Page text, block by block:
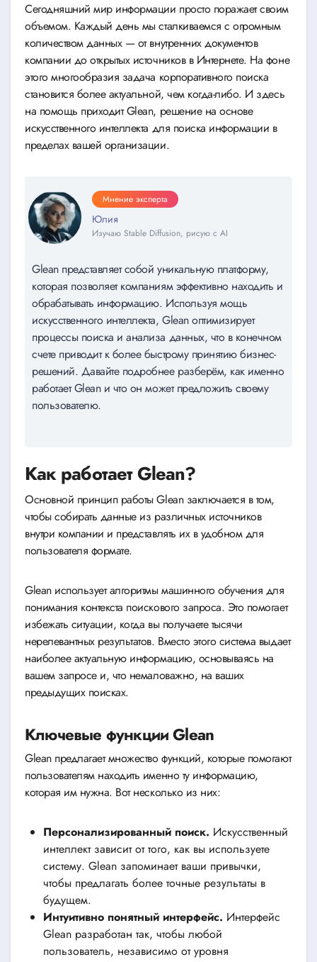
Сегодняшний мир информации просто поражает своим
объемом. Каждый день мы сталкиваемся с огромным
количеством данных — от внутренних документов
компании до открытых источников в Интернете. На фоне
этого многообразия задача корпоративного поиска
становится более актуальной, чем когда-либо. И здесь
на помощь приходит Glean, решение на основе
искусственного интеллекта для поиска информации в
пределах вашей организации.
Мнение эксперта
Юлия
Изучаю Stable Diffusion, рисую с AI
Glean представляет собой уникальную платформу,
которая позволяет компаниям эффективно находить и
обрабатывать информацию. Используя мощь
искусственного интеллекта, Glean оптимизирует
процессы поиска и анализа данных, что в конечном
счете приводит к более быстрому принятию бизнес-
решений. Давайте подробнее разберём, как именно
работает Glean и что он может предложить своему
пользователю.
Как работает Glean?
Основной принцип работы Glean заключается в том,
чтобы собирать данные из различных источников
внутри компании и представлять их в удобном для
пользователя формате.
Glean использует алгоритмы машинного обучения для
понимания контекста поискового запроса. Это помогает
избежать ситуации, когда вы получаете тысячи
нерелевантных результатов. Вместо этого система выдает
наиболее актуальную информацию, основываясь на
вашем запросе и, что немаловажно, на ваших
предыдущих поисках.
Ключевые функции Glean
Glean предлагает множество функций, которые помогают
пользователям находить именно ту информацию,
которая им нужна. Вот несколько из них:
Персонализированный поиск. Искусственный
интеллект зависит от того, как вы используете
систему. Glean запоминает ваши привычки,
чтобы предлагать более точные результаты в
будущем.
Интуитивно понятный интерфейс. Интерфейс
Glean разработан так, чтобы любой
пользователь, независимо от уровня